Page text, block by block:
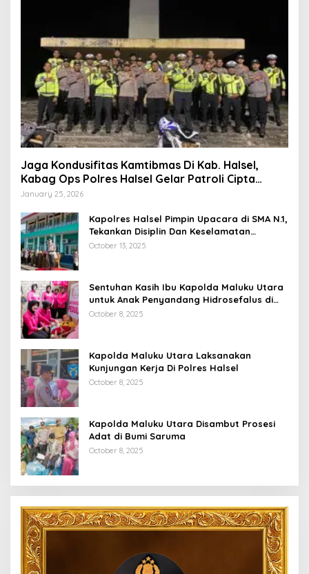
Jaga Kondusifitas Kamtibmas Di Kab. Halsel,
Kabag Ops Polres Halsel Gelar Patroli Cipta
Kondisi
January 25, 2026
Kapolres Halsel Pimpin Upacara di SMA N.1,
Tekankan Disiplin Dan Keselamatan
Berkendara
October 13, 2025
Sentuhan Kasih Ibu Kapolda Maluku Utara
untuk Anak Penyandang Hidrosefalus di
Desa Babang
October 8, 2025
Kapolda Maluku Utara Laksanakan
Kunjungan Kerja Di Polres Halsel
October 8, 2025
Kapolda Maluku Utara Disambut Prosesi
Adat di Bumi Saruma
October 8, 2025